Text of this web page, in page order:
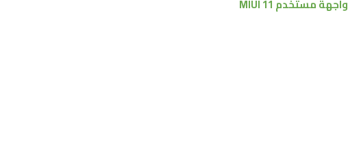
واجهة مستخدم MIUI 11